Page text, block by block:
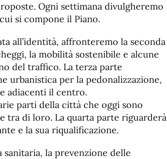
Ogni settimana divulgheremo
si compone il Piano.
all’identità, affronteremo la seconda
la mobilità sostenibile e alcune
del traffico. La terza parte
urbanistica per la pedonalizzazione,
adiacenti il centro.
parti della città che oggi sono
tra di loro. La quarta parte riguarderà
e la sua riqualificazione.
sanitaria, la prevenzione delle